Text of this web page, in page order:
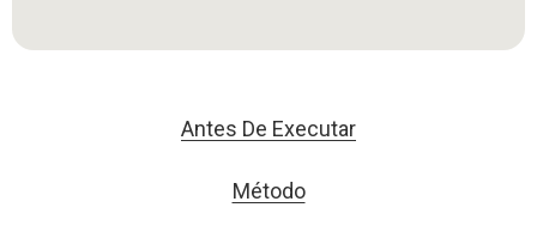
Antes De Executar
Método